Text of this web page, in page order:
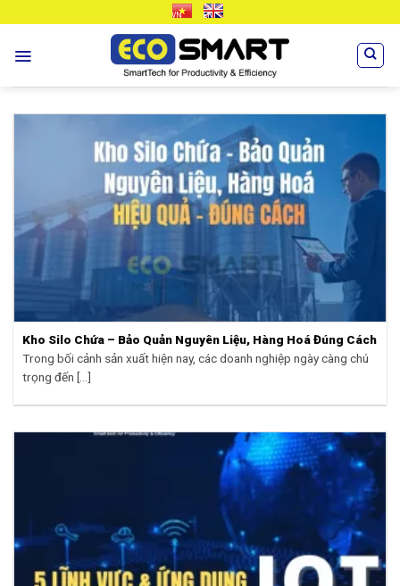
content
VN EN
Kho Silo Chứa – Bảo Quản Nguyên Liệu, Hàng Hoá Đúng Cách
Trong bối cảnh sản xuất hiện nay, các doanh nghiệp ngày càng chú
trọng đến [...]